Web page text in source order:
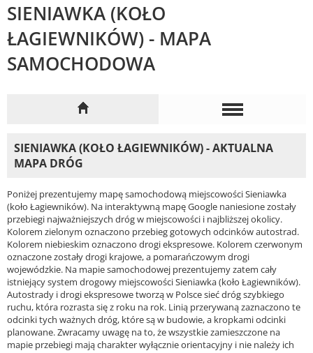
SIENIAWKA (KOŁO
ŁAGIEWNIKÓW) - MAPA
SAMOCHODOWA
SIENIAWKA (KOŁO ŁAGIEWNIKÓW) - AKTUALNA
MAPA DRÓG
Poniżej prezentujemy mapę samochodową miejscowości Sieniawka
(koło Łagiewników). Na interaktywną mapę Google naniesione zostały
przebiegi najważniejszych dróg w miejscowości i najbliższej okolicy.
Kolorem zielonym oznaczono przebieg gotowych odcinków autostrad.
Kolorem niebieskim oznaczono drogi ekspresowe. Kolorem czerwonym
oznaczone zostały drogi krajowe, a pomarańczowym drogi
wojewódzkie. Na mapie samochodowej prezentujemy zatem cały
istniejący system drogowy miejscowości Sieniawka (koło Łagiewników).
Autostrady i drogi ekspresowe tworzą w Polsce sieć dróg szybkiego
ruchu, która rozrasta się z roku na rok. Linią przerywaną zaznaczono te
odcinki tych ważnych dróg, które są w budowie, a kropkami odcinki
planowane. Zwracamy uwagę na to, że wszystkie zamieszczone na
mapie przebiegi mają charakter wyłącznie orientacyjny i nie należy ich